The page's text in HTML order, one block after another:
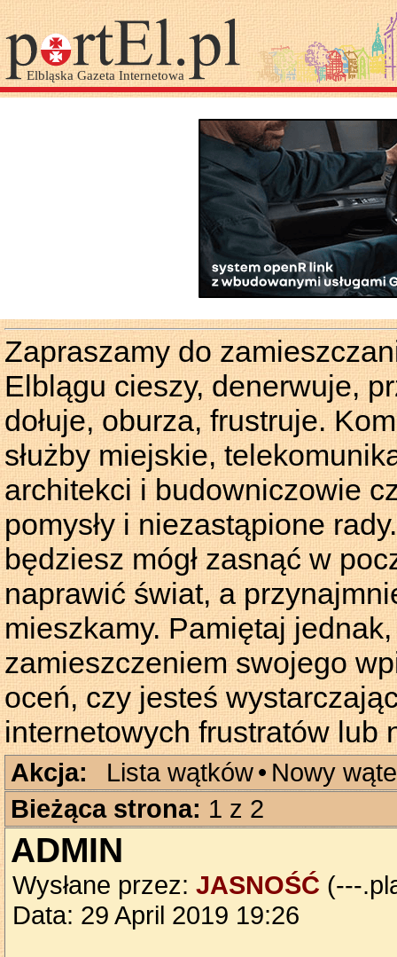
Zapraszamy do
Elblągu cieszy, denerwuje,
dołuje, oburza, frustruje.
służby miejskie,
architekci i budowniczowie
pomysły i niezastąpione
będziesz mógł zasnąć w
naprawić świat, a
mieszkamy. Pamiętaj
zamieszczeniem swojego
oceń, czy jesteś
internetowych frustratów lub
Akcja: Lista wątków• Nowy
Bieżąca strona: 1 z 2
ADMIN
Wysłane przez: JASNOŚĆ (---
Data: 29 April 2019 19:26